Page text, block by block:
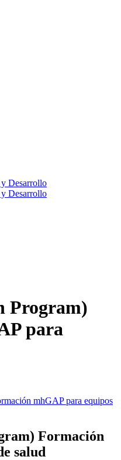
Program)
para
mhGAP para equipos
Formación
salud